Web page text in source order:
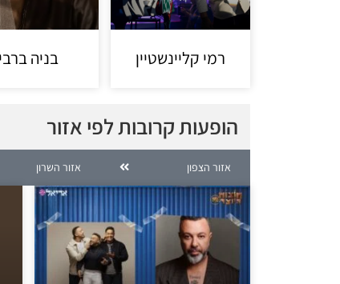
רמי קליינשטיין בניה ברבי
הופעות קרובות לפי אזור
אזור הצפון אזור השרון